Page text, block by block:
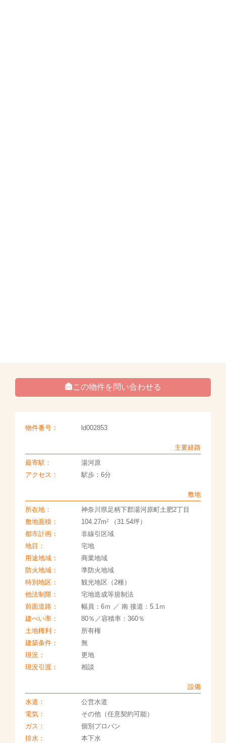
この物件を問い合わせる
物件番号： ld002853
主要経路
最寄駅：
湯河原
アクセス：
駅歩：6分
敷地
所在地：
神奈川県足柄下郡湯河原町土肥2丁目
敷地面積：
104.27m2（31.54坪）
都市計画：
非線引区域
地目：
宅地
用途地域：
商業地域
防火地域：
準防火地域
特別地区：
観光地区（2種）
他法制限：
宅地造成等規制法
前面道路：
幅員：6ｍ ／ 南 接道：5.1ｍ
建ぺい率：
80％／容積率：360％
土地権利：
所有権
建築条件：
無
現況：
更地
現況引渡：
相談
設備
水道：
公営水道
電気：
その他（任意契約可能）
ガス：
個別プロパン
排水：
本下水